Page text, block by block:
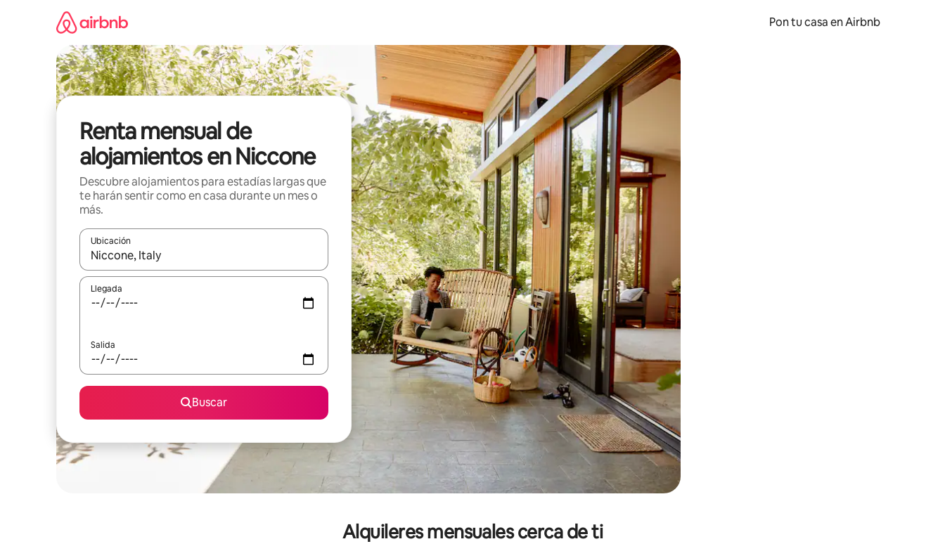
Pon tu casa en Airbnb
Renta mensual de
alojamientos en Niccone
Descubre alojamientos para estadías largas que
te harán sentir como en casa durante un mes o
más.
Ubicación
Cuando los resultados estén disponibles, navega con las teclas de flecha hacia arriba y hacia abajo o explora con el tacto o desliza el dedo.
Llegada
Salida
Buscar
Alquileres mensuales cerca de ti